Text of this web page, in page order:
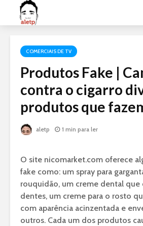
COMERCIAIS DE TV
Produtos Fake |
contra o cigarro
produtos que
aletp 1 min para ler
O site nicomarket.com oferece
fake como: um spray para
rouquidão, um creme dental que
dentes, um creme para o rosto
com aparência acinzentada e
outros. Cada um dos produtos